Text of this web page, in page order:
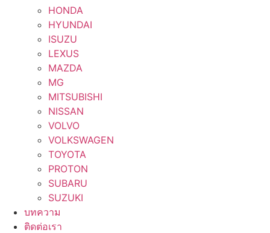
HONDA
HYUNDAI
ISUZU
LEXUS
MAZDA
MG
MITSUBISHI
NISSAN
VOLVO
VOLKSWAGEN
TOYOTA
PROTON
SUBARU
SUZUKI
บทความ
ติดต่อเรา